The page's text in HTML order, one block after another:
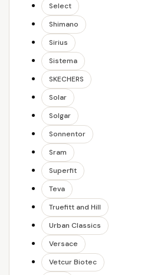
Select
Shimano
Sirius
Sistema
SKECHERS
Solar
Solgar
Sonnentor
Sram
Superfit
Teva
Truefitt and Hill
Urban Classics
Versace
Vetcur Biotec